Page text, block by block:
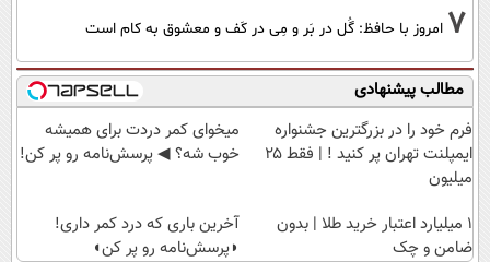
7 امروز با حافظ: گُل در بَر و مِی در کَف و معشوق به کام است
مطالب پیشنهادی
فرم خود را در بزرگترین جشنواره
ایمپلنت تهران پر کنید ! | فقط ۲۵
میلیون
میخوای کمر دردت برای همیشه
خوب شه؟ ◀ پرسش‌نامه رو پر کن!
۱ میلیارد اعتبار خرید طلا | بدون
ضامن و چک
آخرین باری که درد کمر داری!
◗پرسش‌نامه رو پر کن◖